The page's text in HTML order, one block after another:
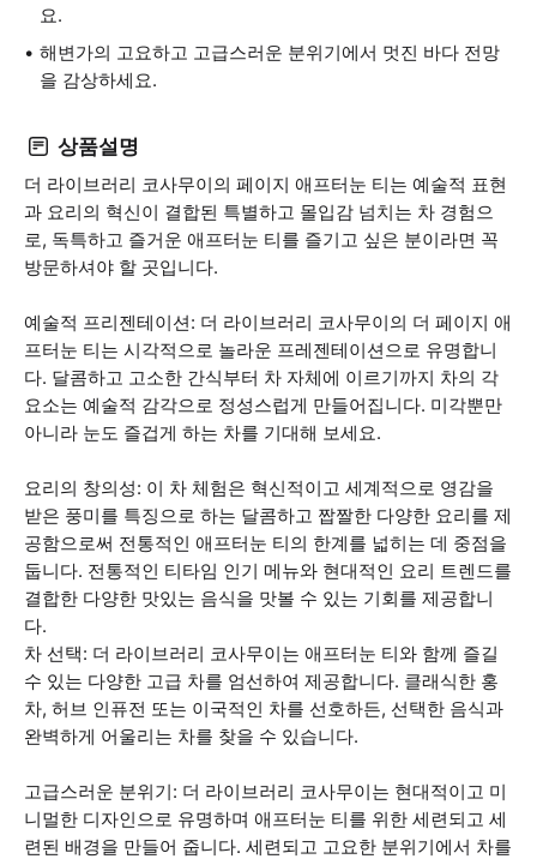
요.
해변가의 고요하고 고급스러운 분위기에서 멋진 바다 전망
을 감상하세요.
상품설명
더 라이브러리 코사무이의 페이지 애프터눈 티는 예술적 표현
과 요리의 혁신이 결합된 특별하고 몰입감 넘치는 차 경험으
로, 독특하고 즐거운 애프터눈 티를 즐기고 싶은 분이라면 꼭
방문하셔야 할 곳입니다.
예술적 프리젠테이션: 더 라이브러리 코사무이의 더 페이지 애
프터눈 티는 시각적으로 놀라운 프레젠테이션으로 유명합니
다. 달콤하고 고소한 간식부터 차 자체에 이르기까지 차의 각
요소는 예술적 감각으로 정성스럽게 만들어집니다. 미각뿐만
아니라 눈도 즐겁게 하는 차를 기대해 보세요.
요리의 창의성: 이 차 체험은 혁신적이고 세계적으로 영감을
받은 풍미를 특징으로 하는 달콤하고 짭짤한 다양한 요리를 제
공함으로써 전통적인 애프터눈 티의 한계를 넓히는 데 중점을
둡니다. 전통적인 티타임 인기 메뉴와 현대적인 요리 트렌드를
결합한 다양한 맛있는 음식을 맛볼 수 있는 기회를 제공합니
다.
차 선택: 더 라이브러리 코사무이는 애프터눈 티와 함께 즐길
수 있는 다양한 고급 차를 엄선하여 제공합니다. 클래식한 홍
차, 허브 인퓨전 또는 이국적인 차를 선호하든, 선택한 음식과
완벽하게 어울리는 차를 찾을 수 있습니다.
고급스러운 분위기: 더 라이브러리 코사무이는 현대적이고 미
니멀한 디자인으로 유명하며 애프터눈 티를 위한 세련되고 세
련된 배경을 만들어 줍니다. 세련되고 고요한 분위기에서 차를